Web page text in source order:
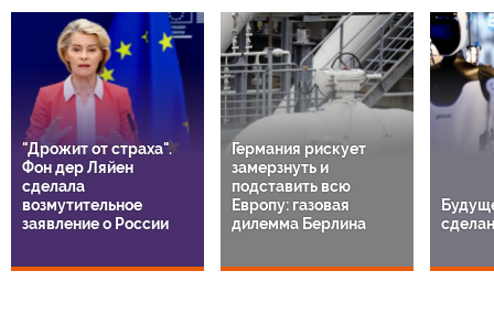
"Дрожит от страха".
Фон дер Ляйен
сделала
возмутительное
заявление о России
Германия рискует
замерзнуть и
подставить всю
Европу: газовая
дилемма Берлина